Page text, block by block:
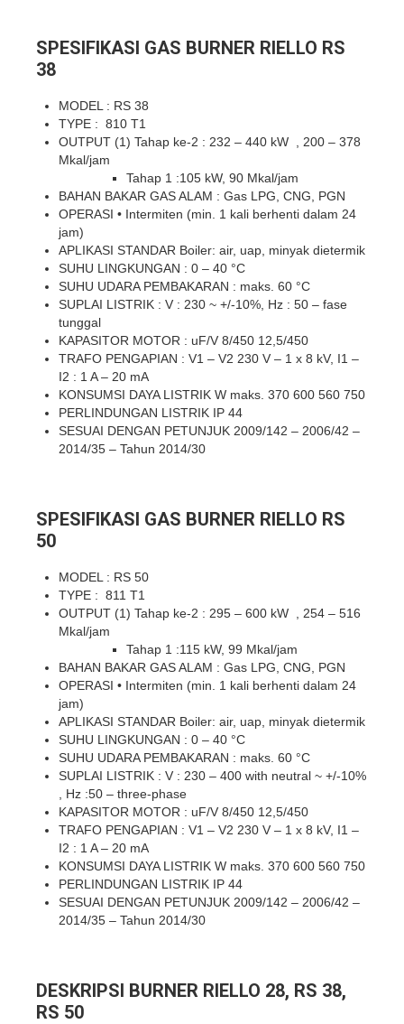
SPESIFIKASI GAS BURNER RIELLO RS
38
MODEL : RS 38
TYPE : 810 T1
OUTPUT (1) Tahap ke-2 : 232 – 440 kW , 200 – 378
Mkal/jam
Tahap 1 :105 kW, 90 Mkal/jam
BAHAN BAKAR GAS ALAM : Gas LPG, CNG, PGN
OPERASI • Intermiten (min. 1 kali berhenti dalam 24
jam)
APLIKASI STANDAR Boiler: air, uap, minyak dietermik
SUHU LINGKUNGAN : 0 – 40 °C
SUHU UDARA PEMBAKARAN : maks. 60 °C
SUPLAI LISTRIK : V : 230 ~ +/-10%, Hz : 50 – fase
tunggal
KAPASITOR MOTOR : uF/V 8/450 12,5/450
TRAFO PENGAPIAN : V1 – V2 230 V – 1 x 8 kV, I1 –
I2 : 1 A – 20 mA
KONSUMSI DAYA LISTRIK W maks. 370 600 560 750
PERLINDUNGAN LISTRIK IP 44
SESUAI DENGAN PETUNJUK 2009/142 – 2006/42 –
2014/35 – Tahun 2014/30
SPESIFIKASI GAS BURNER RIELLO RS
50
MODEL : RS 50
TYPE : 811 T1
OUTPUT (1) Tahap ke-2 : 295 – 600 kW , 254 – 516
Mkal/jam
Tahap 1 :115 kW, 99 Mkal/jam
BAHAN BAKAR GAS ALAM : Gas LPG, CNG, PGN
OPERASI • Intermiten (min. 1 kali berhenti dalam 24
jam)
APLIKASI STANDAR Boiler: air, uap, minyak dietermik
SUHU LINGKUNGAN : 0 – 40 °C
SUHU UDARA PEMBAKARAN : maks. 60 °C
SUPLAI LISTRIK : V : 230 – 400 with neutral ~ +/-10%
, Hz :50 – three-phase
KAPASITOR MOTOR : uF/V 8/450 12,5/450
TRAFO PENGAPIAN : V1 – V2 230 V – 1 x 8 kV, I1 –
I2 : 1 A – 20 mA
KONSUMSI DAYA LISTRIK W maks. 370 600 560 750
PERLINDUNGAN LISTRIK IP 44
SESUAI DENGAN PETUNJUK 2009/142 – 2006/42 –
2014/35 – Tahun 2014/30
DESKRIPSI BURNER RIELLO 28, RS 38,
RS 50